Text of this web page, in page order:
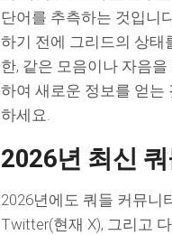
단어를 추측하는 것입니
하기 전에 그리드의 상태
한, 같은 모음이나 자음
하여 새로운 정보를 얻는
하세요.
2026년 최신
2026년에도 쿼들 커뮤니
Twitter(현재 X), 그리고